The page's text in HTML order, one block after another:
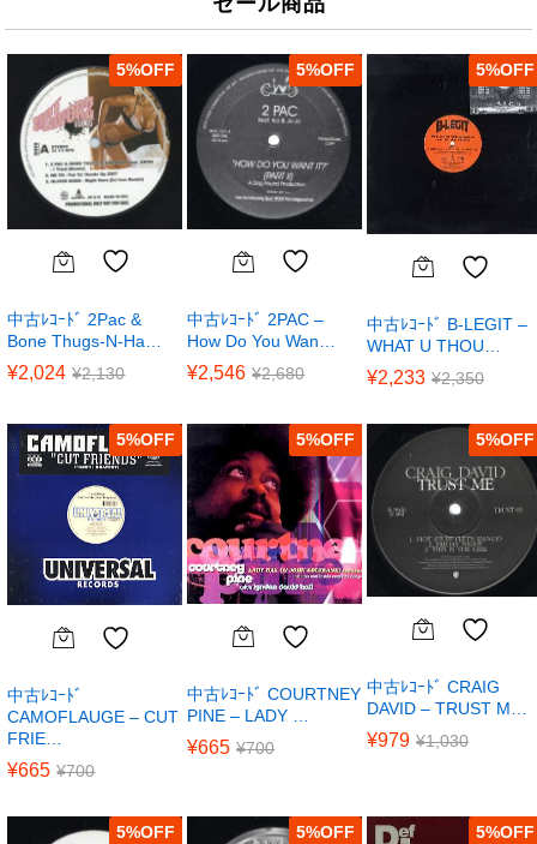
5%
中古ﾚｺｰﾄﾞ 2Pac &
Bone Thugs-N-Ha…
¥2,024 ¥2,130
5%
中古ﾚｺｰﾄﾞ 2PAC –
How Do You Wan…
¥2,546 ¥2,680
5%
中古ﾚｺｰﾄﾞ B-LEGIT –
WHAT U THOU…
¥2,233 ¥2,350
5%
中古ﾚｺｰﾄﾞ
CAMOFLAUGE – CUT
FRIE…
¥665 ¥700
5%
中古ﾚｺｰﾄﾞ COURTNEY
PINE – LADY …
¥665 ¥700
5%
中古ﾚｺｰﾄﾞ CRAIG
DAVID – TRUST M…
¥979 ¥1,030
5% 5% 5%